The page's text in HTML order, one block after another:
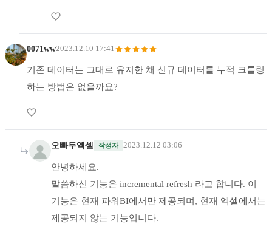
0071ww2023.12.10 17:41
기존 데이터는 그대로 유지한 채 신규 데이터를 누적 크롤링
하는 방법은 없을까요?
오빠두엑셀 작성자 2023.12.12 03:06
안녕하세요.
말씀하신 기능은 incremental refresh 라고 합니다. 이
기능은 현재 파워BI에서만 제공되며, 현재 엑셀에서는
제공되지 않는 기능입니다.